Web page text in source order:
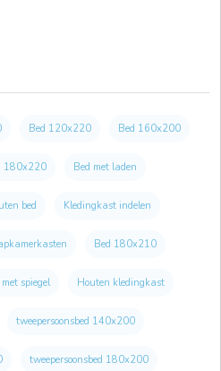
Bed 120x220 Bed 160x200
180x220 Bed met laden
bed Kledingkast indelen
Bed 180x210
spiegel Houten kledingkast
tweepersoonsbed 140x200
tweepersoonsbed 180x200